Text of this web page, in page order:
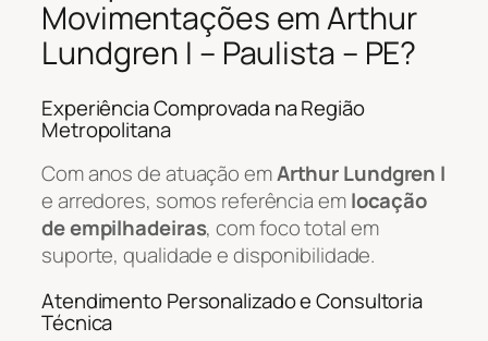
Movimentações em Arthur
Lundgren I – Paulista – PE?
Experiência Comprovada na Região
Metropolitana
Com anos de atuação emArthur Lundgren I
e arredores, somos referência emlocação
de empilhadeiras, com foco total em
suporte, qualidade e disponibilidade.
Atendimento Personalizado e Consultoria
Técnica